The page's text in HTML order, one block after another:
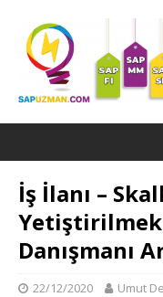
İş İlanı –
Yetiştirilmek
Danışmanı
22/12/2020 Umut